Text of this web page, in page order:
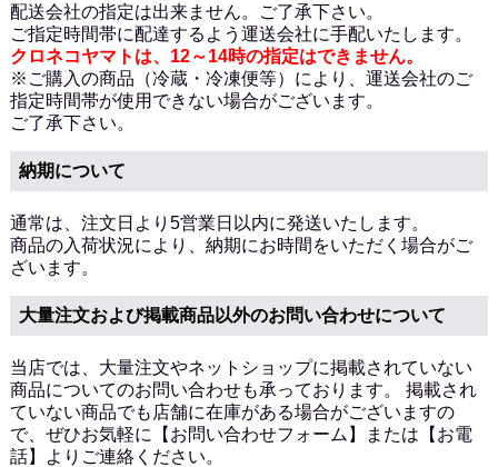
配送会社の指定は出来ません。ご了承下さい。
ご指定時間帯に配達するよう運送会社に手配いたします。
クロネコヤマトは、12～14時の指定はできません。
※ご購入の商品（冷蔵・冷凍便等）により、運送会社のご
指定時間帯が使用できない場合がございます。
ご了承下さい。
納期について
通常は、注文日より5営業日以内に発送いたします。
商品の入荷状況により、納期にお時間をいただく場合がご
ざいます。
大量注文および掲載商品以外のお問い合わせについて
当店では、大量注文やネットショップに掲載されていない
商品についてのお問い合わせも承っております。 掲載され
ていない商品でも店舗に在庫がある場合がございますの
で、ぜひお気軽に
【お問い合わせフォーム】 または 【お電
話】
よりご連絡ください。